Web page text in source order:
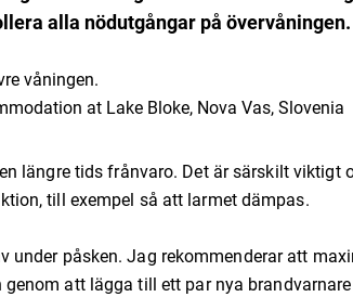
alla nödutgångar på övervåningen.
at Lake Bloke, Nova Vas, Slovenia
längre tids frånvaro. Det är särskilt viktigt
till exempel så att larmet dämpas.
under påsken. Jag rekommenderar att
att lägga till ett par nya